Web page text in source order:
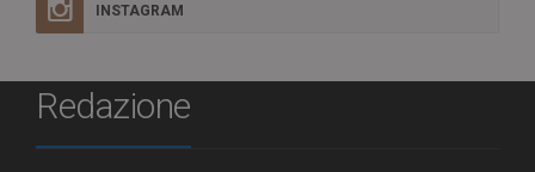
INSTAGRAM
Redazione